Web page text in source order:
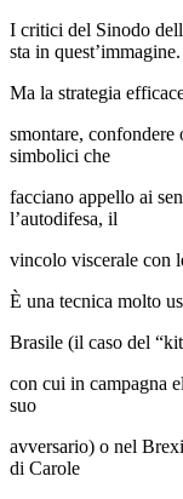
I critici del Sinodo
sta in quest’immagine.
Ma la strategia
smontare, confondere
simbolici che
facciano appello ai
l’autodifesa, il
vincolo viscerale con
È una tecnica molto
Brasile (il caso del
con cui in campagna
suo
avversario) o nel
di Carole